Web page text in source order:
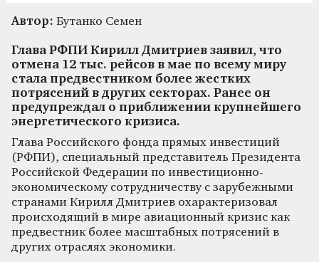
Автор: Бутанко Семен
Глава РФПИ Кирилл Дмитриев заявил, что
отмена 12 тыс. рейсов в мае по всему миру
стала предвестником более жестких
потрясений в других секторах. Ранее он
предупреждал о приближении крупнейшего
энергетического кризиса.
Глава Российского фонда прямых инвестиций
(РФПИ), специальный представитель Президента
Российской Федерации по инвестиционно-
экономическому сотрудничеству с зарубежными
странами Кирилл Дмитриев охарактеризовал
происходящий в мире авиационный кризис как
предвестник более масштабных потрясений в
других отраслях экономики.